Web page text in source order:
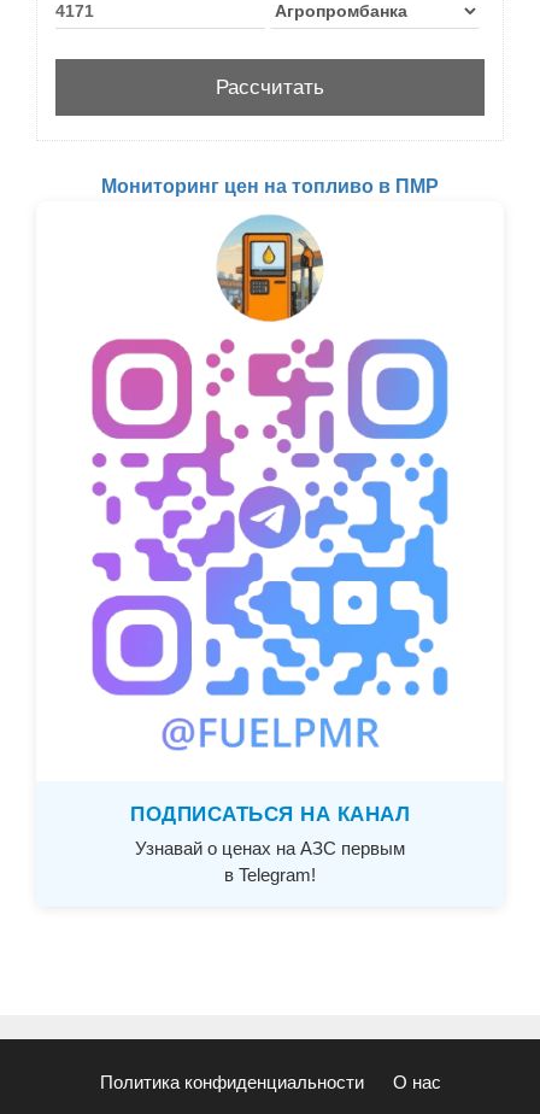
Мониторинг цен на топливо в ПМР
ПОДПИСАТЬСЯ НА КАНАЛ
Узнавай о ценах на АЗС первым
в Telegram!
Политика конфиденциальности О нас